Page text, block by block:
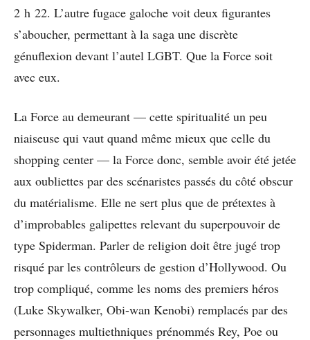
2 h 22. L’autre fugace galoche voit deux figurantes
s’aboucher, permettant à la saga une discrète
génuflexion devant l’autel LGBT. Que la Force soit
avec eux.
La Force au demeurant — cette spiritualité un peu
niaiseuse qui vaut quand même mieux que celle du
shopping center — la Force donc, semble avoir été jetée
aux oubliettes par des scénaristes passés du côté obscur
du matérialisme. Elle ne sert plus que de prétextes à
d’improbables galipettes relevant du superpouvoir de
type Spiderman. Parler de religion doit être jugé trop
risqué par les contrôleurs de gestion d’Hollywood. Ou
trop compliqué, comme les noms des premiers héros
(Luke Skywalker, Obi-wan Kenobi) remplacés par des
personnages multiethniques prénommés Rey, Poe ou